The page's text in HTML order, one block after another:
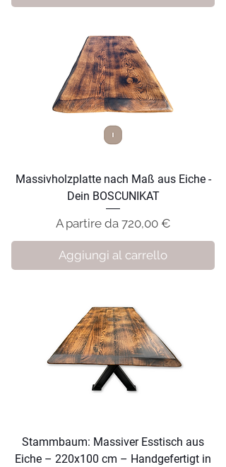
Massivholzplatte nach Maß aus Eiche -
Dein BOSCUNIKAT
A partire da 720,00 €
Prezzo scontato
Aggiungi al carrello
Stammbaum: Massiver Esstisch aus
Eiche – 220x100 cm – Handgefertigt in